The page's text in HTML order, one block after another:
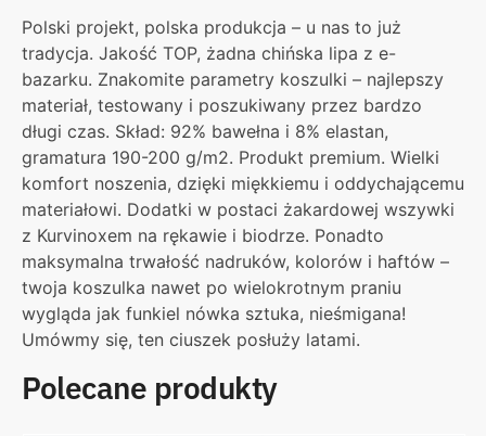
Polski projekt, polska produkcja – u nas to już
tradycja. Jakość TOP, żadna chińska lipa z e-
bazarku. Znakomite parametry koszulki – najlepszy
materiał, testowany i poszukiwany przez bardzo
długi czas. Skład: 92% bawełna i 8% elastan,
gramatura 190-200 g/m2. Produkt premium. Wielki
komfort noszenia, dzięki miękkiemu i oddychającemu
materiałowi. Dodatki w postaci żakardowej wszywki
z Kurvinoxem na rękawie i biodrze. Ponadto
maksymalna trwałość nadruków, kolorów i haftów –
twoja koszulka nawet po wielokrotnym praniu
wygląda jak funkiel nówka sztuka, nieśmigana!
Umówmy się, ten ciuszek posłuży latami.
Polecane produkty